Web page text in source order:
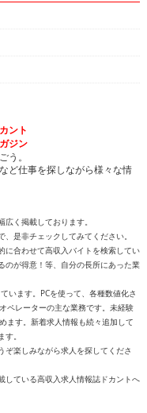
ント
ジン
う。
ど仕事を探しながら様々な情
く掲載しております。
是非チェックしてみてください。
に合わせて高収入バイトを検索してい
のが得意！等、自分の長所にあった業
います。PCを使って、各種数値化さ
ペレーターの主な業務です。未経験
ます。新着求人情報も続々追加して
。
ぞ楽しみながら求人を探してくださ
している高収入求人情報誌ドカントへ